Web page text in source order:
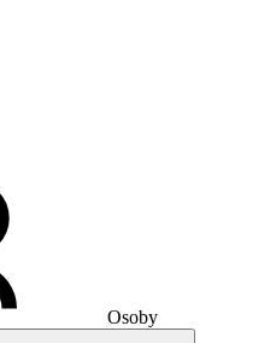
Osoby